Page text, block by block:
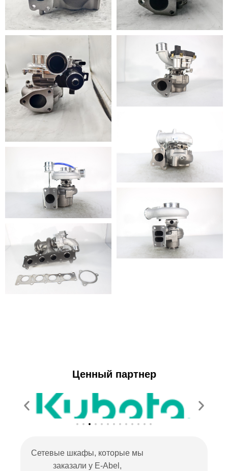
Ценный партнер
Сетевые шкафы, которые мы
заказали у E-Abel,